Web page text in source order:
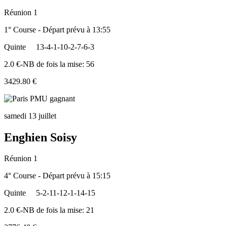
Réunion 1
1° Course - Départ prévu à 13:55
Quinte
13-4-1-10-2-7-6-3
2.0 €-NB de fois la mise: 56
3429.80 €
samedi 13 juillet
Enghien Soisy
Réunion 1
4° Course - Départ prévu à 15:15
Quinte
5-2-11-12-1-14-15
2.0 €-NB de fois la mise: 21